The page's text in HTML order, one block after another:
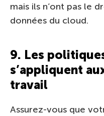
mais ils n’ont pas le
données du cloud.
9. Les
s’appliquent
travail
Assurez-vous que